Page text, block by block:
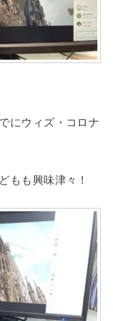
にウィズ・コロナ
もも興味津々！